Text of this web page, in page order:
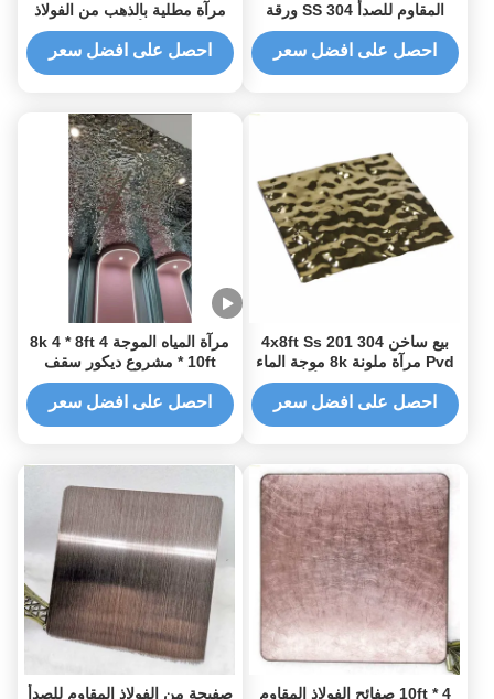
المقاوم للصدأ SS 304 ورقة
الانتهاء من مرآة روز الأحمر
احصل على افضل سعر
مرآة مطلية بالذهب من الفولاذ
المقاوم للصدأ 3000 مم 2438
مم
احصل على افضل سعر
بيع ساخن 4x8ft Ss 201 304
Pvd مرآة ملونة 8k موجة الماء
الفولاذ المقاوم للصدأ صفيحة
الموجة الجدار لوحة السقف
احصل على افضل سعر
مرآة المياه الموجة 8k 4 * 8ft 4
* 10ft مشروع ديكور سقف
الجدار ورقة الفولاذ المقاوم
للصدأ
احصل على افضل سعر
4 * 10ft صفائح الفولاذ المقاوم
صفيحة من الفولاذ المقاوم للصدأ